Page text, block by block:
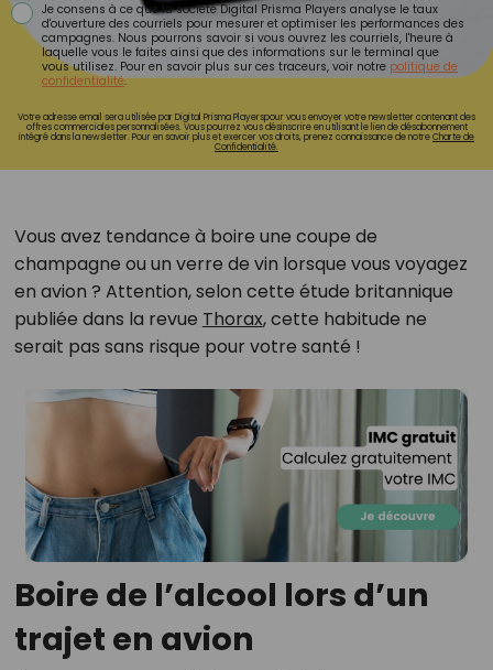
Je consens à ce que la société Digital Prisma Players analyse le taux
d'ouverture des courriels pour mesurer et optimiser les performances des
campagnes. Nous pourrons savoir si vous ouvrez les courriels, l'heure à
laquelle vous le faites ainsi que des informations sur le terminal que
vous utilisez. Pour en savoir plus sur ces traceurs, voir notre politique de
confidentialité.
Votre adresse email sera utilisée par Digital Prisma Playerspour vous envoyer votre newsletter contenant des
offres commerciales personnalisées. Vous pourrez vous désinscrire en utilisant le lien de désabonnement
intégré dans la newsletter. Pour en savoir plus et exercer vos droits, prenez connaissance de notreCharte de
Confidentialité.
Vous avez tendance à boire une coupe de
champagne ou un verre de vin lorsque vous voyagez
en avion ? Attention, selon cette étude britannique
publiée dans la revue Thorax, cette habitude ne
serait pas sans risque pour votre santé !
Boire de l’alcool lors d’un
trajet en avion